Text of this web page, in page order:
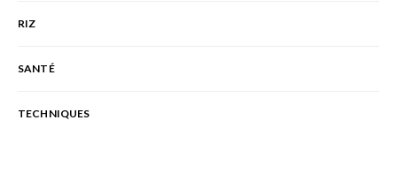
RIZ
SANTÉ
TECHNIQUES